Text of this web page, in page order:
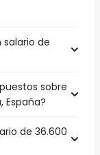
de
sobre
España?
de 36.600